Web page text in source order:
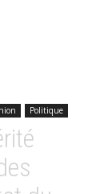
Politique